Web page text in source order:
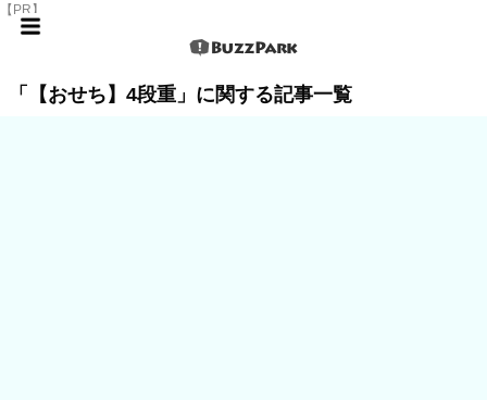
【PR】
「【おせち】4段重」に関する記事一覧